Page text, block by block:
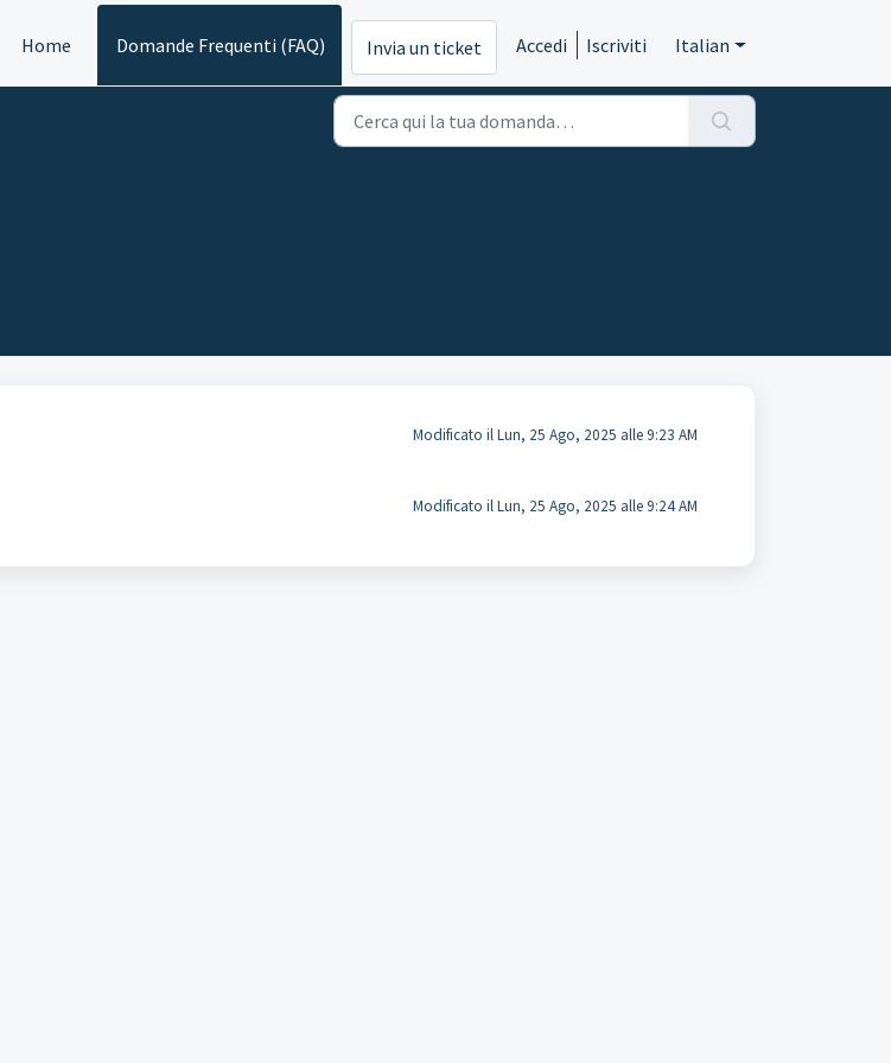
Home Domande Frequenti (FAQ) Invia un ticket Accedi Iscriviti Italian
Modificato il Lun, 25 Ago, 2025 alle 9:23 AM
Modificato il Lun, 25 Ago, 2025 alle 9:24 AM